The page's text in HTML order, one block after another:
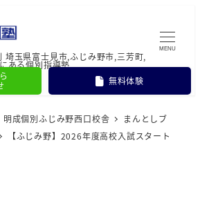
埼玉県富士見市,ふじみ野市,三芳町,
ある個別指導塾
無料体験
MENU
明成個別ふじみ野西口校舎
まんとしブ
【ふじみ野】2026年度高校入試スタート